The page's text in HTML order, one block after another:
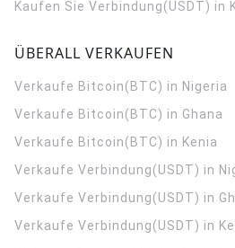
Kaufen Sie Verbindung(USDT) in
ÜBERALL VERKAUFEN
Verkaufe Bitcoin(BTC) in Nigeria
Verkaufe Bitcoin(BTC) in Ghana
Verkaufe Bitcoin(BTC) in Kenia
Verkaufe Verbindung(USDT) in
Verkaufe Verbindung(USDT) in
Verkaufe Verbindung(USDT) in